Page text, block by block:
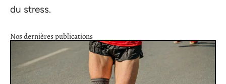
du stress.
Nos dernières publications